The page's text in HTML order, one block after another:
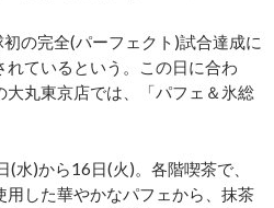
の完全(パーフェクト)試合達成に
ているという。この日に合わ
丸東京店では、「パフェ＆氷総
水)から16日(火)。各階喫茶で、
した華やかなパフェから、抹茶